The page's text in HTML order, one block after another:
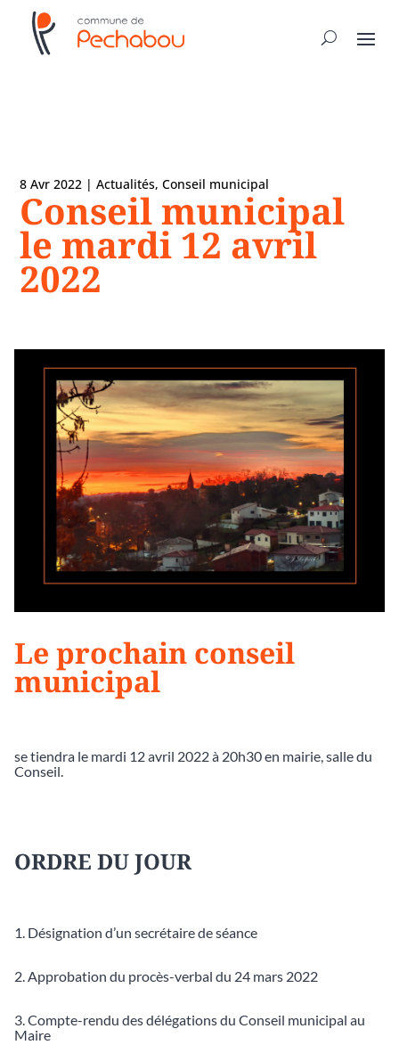
8 Avr 2022 |Actualités,Conseil municipal
Conseil municipal
le mardi 12 avril
2022
Le prochain conseil
municipal
se tiendra le mardi 12 avril 2022 à 20h30 en mairie, salle du
Conseil.
ORDRE DU JOUR
1. Désignation d’un secrétaire de séance
2. Approbation du procès-verbal du 24 mars 2022
3. Compte-rendu des délégations du Conseil municipal au
Maire